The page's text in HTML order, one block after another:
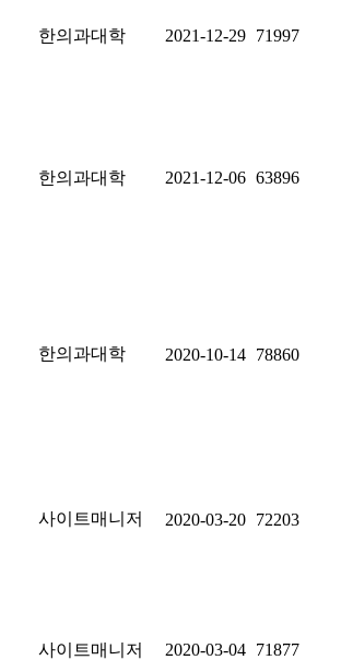
한의과대학 2021-12-29 71997
한의과대학 2021-12-06 63896
한의과대학 2020-10-14 78860
사이트매니저 2020-03-20 72203
사이트매니저 2020-03-04 71877